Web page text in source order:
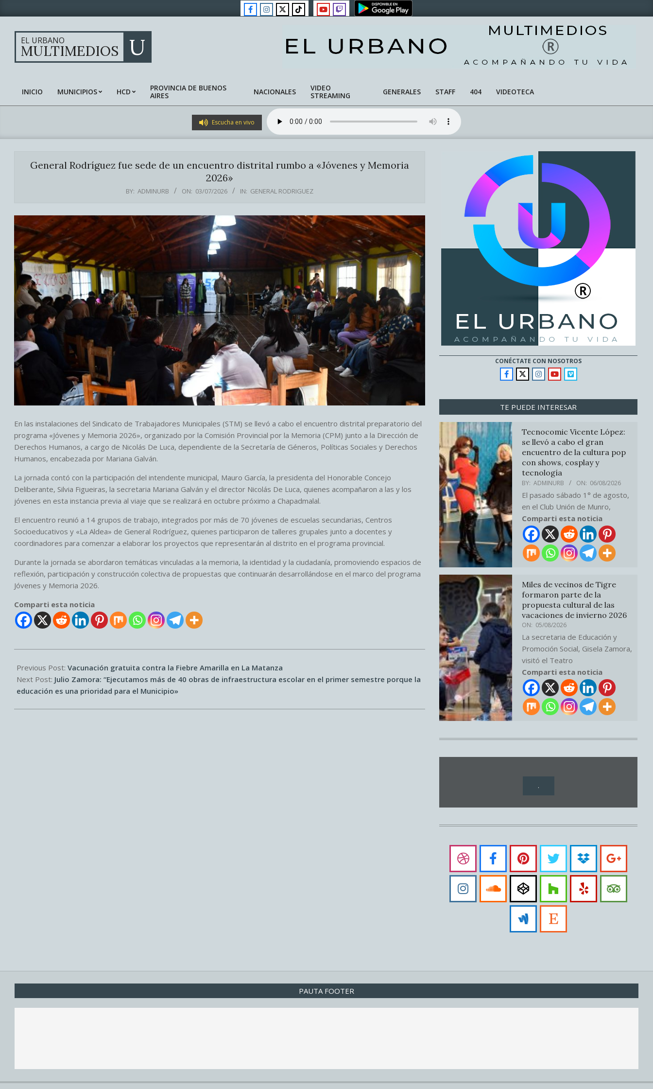
to
content
EL URBANO
MULTIMEDIOS U
Primary
Navigation
INICIO MUNICIPIOS HCD
PROVINCIA DE BUENOS
AIRES
NACIONALES
VIDEO
STREAMING
GENERALES STAFF 404 VIDEOTECA
Escucha en vivo
General Rodríguez fue sede de un encuentro distrital rumbo a «Jóvenes y Memoria
2026»
BY: ADMINURB ON: 03/07/2026 IN: GENERAL RODRIGUEZ
En las instalaciones del Sindicato de Trabajadores Municipales (STM) se llevó a cabo el encuentro distrital preparatorio del
programa «Jóvenes y Memoria 2026», organizado por la Comisión Provincial por la Memoria (CPM) junto a la Dirección de
Derechos Humanos, a cargo de Nicolás De Luca, dependiente de la Secretaría de Géneros, Políticas Sociales y Derechos
Humanos, encabezada por Mariana Galván.
La jornada contó con la participación del intendente municipal, Mauro García, la presidenta del Honorable Concejo
Deliberante, Silvia Figueiras, la secretaria Mariana Galván y el director Nicolás De Luca, quienes acompañaron a las y los
jóvenes en esta instancia previa al viaje que se realizará en octubre próximo a Chapadmalal.
El encuentro reunió a 14 grupos de trabajo, integrados por más de 70 jóvenes de escuelas secundarias, Centros
Socioeducativos y «La Aldea» de General Rodríguez, quienes participaron de talleres grupales junto a docentes y
coordinadores para comenzar a elaborar los proyectos que representarán al distrito en el programa provincial.
Durante la jornada se abordaron temáticas vinculadas a la memoria, la identidad y la ciudadanía, promoviendo espacios de
reflexión, participación y construcción colectiva de propuestas que continuarán desarrollándose en el marco del programa
Jóvenes y Memoria 2026.
Comparti esta noticia
07-
03
Previous Post: Vacunación gratuita contra la Fiebre Amarilla en La Matanza
Next Post: Julio Zamora: “Ejecutamos más de 40 obras de infraestructura escolar en el primer semestre porque la
educación es una prioridad para el Municipio»
CONÉCTATE CON NOSOTROS
TE PUEDE INTERESAR
Tecnocomic Vicente López:
se llevó a cabo el gran
encuentro de la cultura pop
con shows, cosplay y
tecnología
BY: ADMINURB ON: 06/08/2026
El pasado sábado 1° de agosto,
en el Club Unión de Munro,
Comparti esta noticia
Miles de vecinos de Tigre
formaron parte de la
propuesta cultural de las
vacaciones de invierno 2026
ON: 05/08/2026
La secretaria de Educación y
Promoción Social, Gisela Zamora,
visitó el Teatro
Comparti esta noticia
.
PAUTA FOOTER